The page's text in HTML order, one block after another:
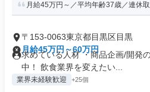
月給45万円～／平均年齢37歳／連休
〒153-0063東京都目黒区目黒
月給45万円～60万円
求めている人材 ・商品企画/開発
中！ 飲食業界を変えたい...
業界未経験歓迎 +25個